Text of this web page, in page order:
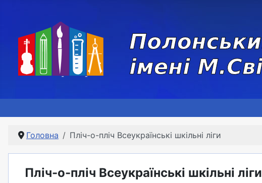
Головна Пліч-о-пліч Всеукраїнські шкільні ліги
Пліч-о-пліч Всеукраїнські шкільні ліги